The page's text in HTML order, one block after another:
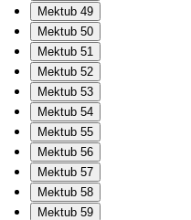
Mektub 49
Mektub 50
Mektub 51
Mektub 52
Mektub 53
Mektub 54
Mektub 55
Mektub 56
Mektub 57
Mektub 58
Mektub 59